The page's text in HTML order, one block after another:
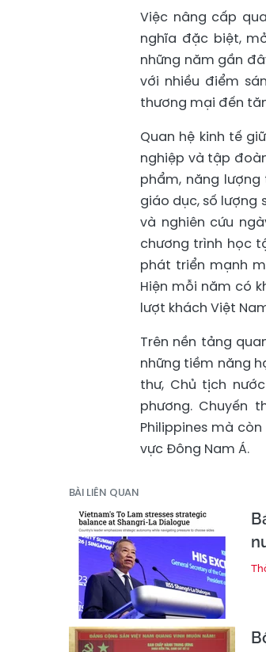
Việc nâng cấp
nghĩa đặc biệt,
những năm gần
với nhiều điểm
thương mại đến
Quan hệ kinh tế
nghiệp và tập
phẩm, năng
giáo dục, số lượng
và nghiên cứu
chương trình học
phát triển mạnh
Hiện mỗi năm có
lượt khách Việt
Trên nền tảng
những tiềm năng
thư, Chủ tịch
phương. Chuyến
Philippines mà
vực Đông Nam Á.
BÀI LIÊN QUAN